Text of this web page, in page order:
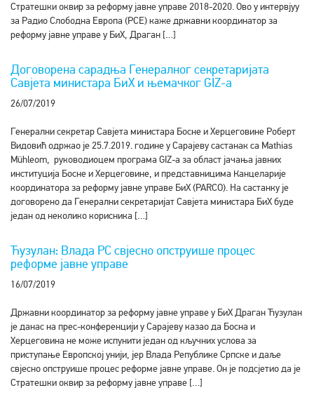
Стратешки оквир за реформу јавне управе 2018-2020. Ово у интервјуу
за Радио Слободна Европа (РСЕ) каже државни координатор за
реформу јавне управе у БиХ, Драган […]
Договорена сарадња Генералног секретаријата
Савјета министара БиХ и њемачког GIZ-а
26/07/2019
Генерални секретар Савјета министара Босне и Херцеговине Роберт
Видовић одржао је 25.7.2019. године у Сарајеву састанак са Mathias
Mühleom, руководиоцем програма GIZ-а за област јачања јавних
институција Босне и Херцеговине, и представницима Канцеларије
координатора за реформу јавне управе БиХ (PARCO). На састанку је
договорено да Генерални секретаријат Савјета министара БиХ буде
један од неколико корисника […]
Ћузулан: Влада РС свјесно опструише процес
реформе јавне управе
16/07/2019
Државни координатор за реформу јавне управе у БиХ Драган Ћузулан
је данас на прес-конференцији у Сарајеву казао да Босна и
Херцеговина не може испунити један од кључних услова за
приступање Европској унији, јер Влада Републике Српске и даље
свјесно опструише процес реформе јавне управе. Он је подсјетио да је
Стратешки оквир за реформу јавне управе […]